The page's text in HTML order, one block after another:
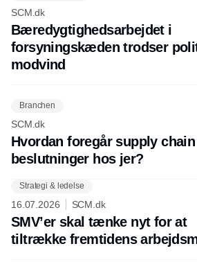
SCM.dk
Bæredygtighedsarbejdet i
forsyningskæden trodser
modvind
Branchen
SCM.dk
Hvordan foregår supply chain
beslutninger hos jer?
Strategi & ledelse
16.07.2026 SCM.dk
SMV’er skal tænke nyt for at
tiltrække fremtidens